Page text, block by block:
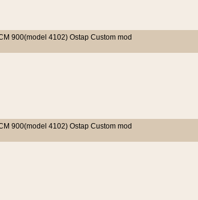
900(model 4102) Ostap Custom mod
900(model 4102) Ostap Custom mod